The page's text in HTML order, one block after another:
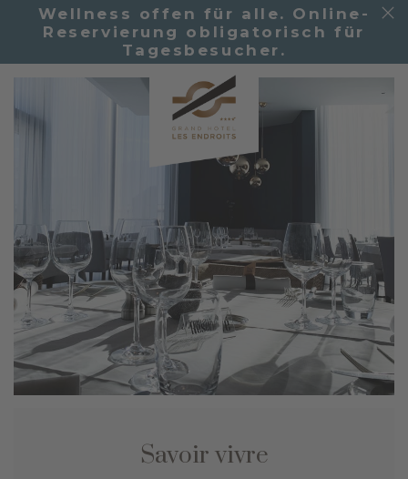
Wellness offen für alle. Online-
Reservierung obligatorisch für
Tagesbesucher.
Savoir vivre